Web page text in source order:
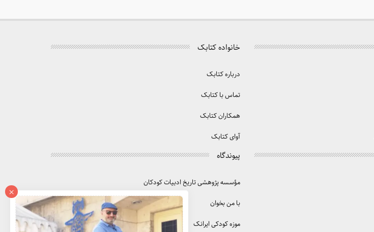
×
خانواده کتابک
درباره کتابک
تماس با کتابک
همکاران کتابک
آوای کتابک
پیوندگاه
مؤسسه پژوهشی تاریخ ادبیات کودکان
با من بخوان
موزه کودکی ایرانک